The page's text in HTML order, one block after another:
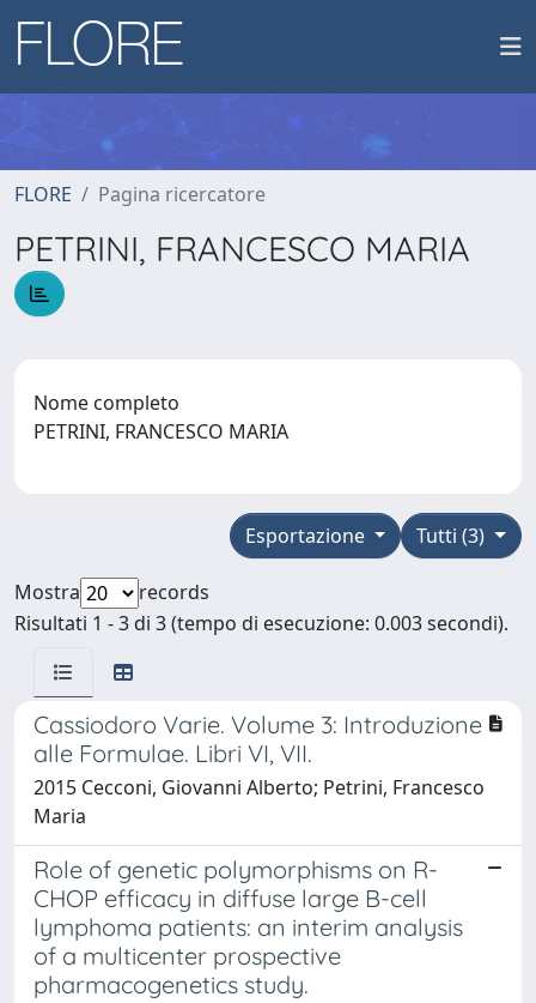
FLORE Pagina ricercatore
PETRINI, FRANCESCO MARIA
Nome completo
PETRINI, FRANCESCO MARIA
Tutti (3)
Esportazione
Mostra
records
Risultati 1 - 3 di 3 (tempo di esecuzione: 0.003 secondi).
Cassiodoro Varie. Volume 3: Introduzione
alle Formulae. Libri VI, VII.
2015 Cecconi, Giovanni Alberto; Petrini, Francesco
Maria
Role of genetic polymorphisms on R-
CHOP efficacy in diffuse large B-cell
lymphoma patients: an interim analysis
of a multicenter prospective
pharmacogenetics study.